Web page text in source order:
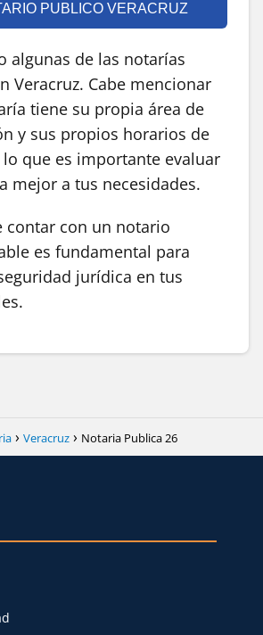
PUBLICO VERACRUZ
algunas de las notarías
Veracruz. Cabe mencionar
tiene su propia área de
y sus propios horarios de
que es importante evaluar
mejor a tus necesidades.
contar con un notario
es fundamental para
jurídica en tus
Veracruz Notaria Publica 26